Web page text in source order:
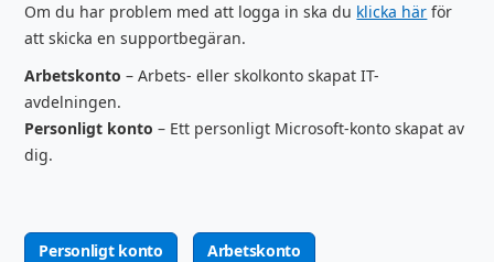
Om du har problem med att logga in ska du klicka här för
att skicka en supportbegäran.
Arbetskonto – Arbets- eller skolkonto skapat IT-
avdelningen.
Personligt konto – Ett personligt Microsoft-konto skapat av
dig.
Personligt konto Arbetskonto